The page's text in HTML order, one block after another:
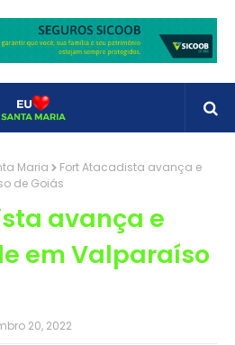
Maria
Fort Atacadista avança e
de Goiás
avança e
em Valparaíso
20, 2022